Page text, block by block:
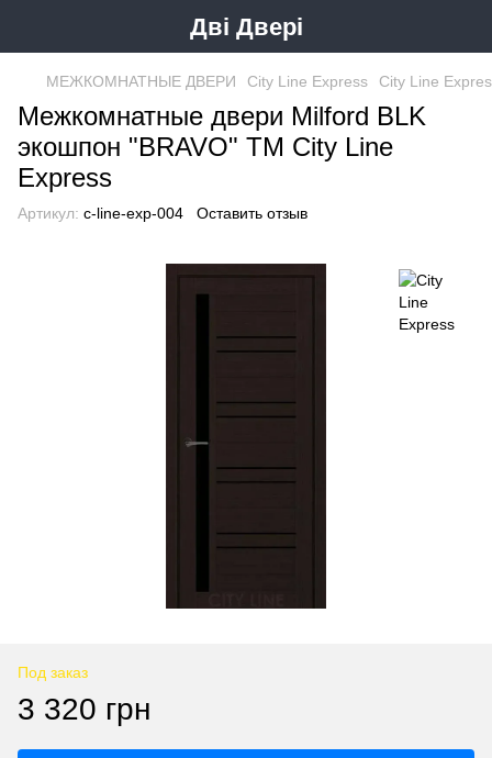
Дві Двері
МЕЖКОМНАТНЫЕ ДВЕРИ City Line Express City Line
Межкомнатные двери Milford BLK
экошпон "BRAVO" ТМ City Line
Express
Артикул: c-line-exp-004 Оставить отзыв
Под заказ
3 320 грн